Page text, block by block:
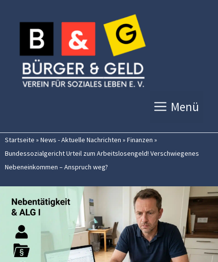
Inhalt
springen
Menü
Startseite » News - Aktuelle Nachrichten » Finanzen »
Bundessozialgericht Urteil zum Arbeitslosengeld! Verschwiegenes
Nebeneinkommen – Anspruch weg?